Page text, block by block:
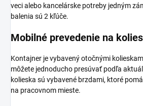
veci alebo kancelárske potreby jedným
balenia sú 2 kľúče.
Mobilné prevedenie na
Kontajner je vybavený otočnými
môžete jednoducho presúvať podľa
kolieska sú vybavené brzdami, ktoré
na pracovnom mieste.